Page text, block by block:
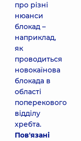
про різні
нюанси
блокад –
наприклад,
як
проводиться
новокаїнова
блокада в
області
поперекового
відділу
хребта.
Пов'язані